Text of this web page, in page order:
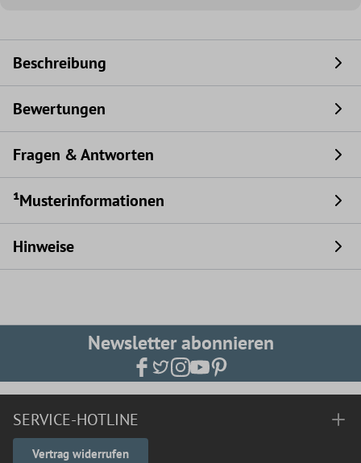
Beschreibung
Bewertungen
Fragen & Antworten
¹Musterinformationen
Hinweise
Newsletter abonnieren
SERVICE-HOTLINE
Vertrag widerrufen